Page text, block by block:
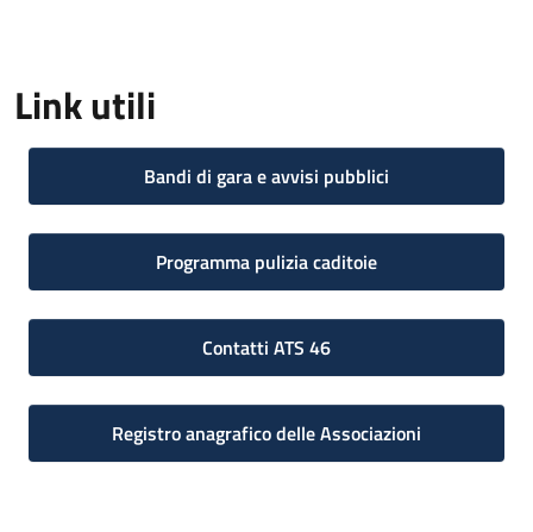
Link utili
Bandi di gara e avvisi pubblici
Programma pulizia caditoie
Contatti ATS 46
Registro anagrafico delle Associazioni